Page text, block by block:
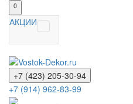
0
АКЦИИ
+7 (423) 205-30-94
+7 (914) 962-83-99